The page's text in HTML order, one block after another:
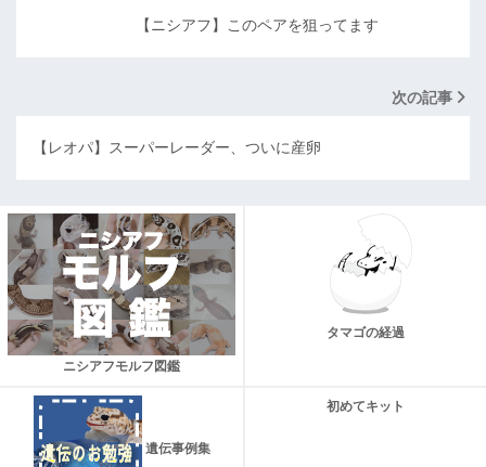
【ニシアフ】このペアを狙ってます
次の記事
【レオパ】スーパーレーダー、ついに産卵
ニシアフモルフ図鑑
タマゴの経過
遺伝事例集
初めてキット